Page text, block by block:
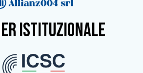
istituzionale